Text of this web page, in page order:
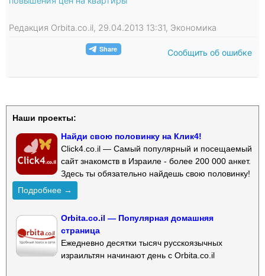
Редакция Orbita.co.il, 29.04.2013 13:31, Экономика
Сообщить об ошибке
Наши проекты:
Найди свою половинку на Клик4!
Click4.co.il — Самый популярный и посещаемый
сайт знакомств в Израиле - более 200 000 анкет.
Здесь ты обязательно найдешь свою половинку!
Подробнее →
Orbita.co.il — Популярная домашняя
страница
Ежедневно десятки тысяч русскоязычных
израильтян начинают день с Orbita.co.il